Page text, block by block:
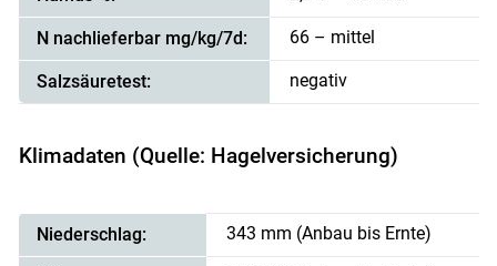
Skip to main content
N nachlieferbar mg/kg/7d: 66 – mittel
Salzsäuretest: negativ
Klimadaten (Quelle: Hagelversicherung)
Niederschlag: 343 mm (Anbau bis Ernte)